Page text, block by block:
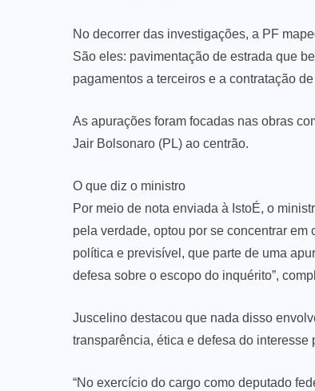
No decorrer das investigações, a PF
São eles: pavimentação de estrada que
pagamentos a terceiros e a contratação
As apurações foram focadas nas obras
Jair Bolsonaro (PL) ao centrão.
O que diz o ministro
Por meio de nota enviada à IstoÉ, o
pela verdade, optou por se concentrar
política e previsível, que parte de uma
defesa sobre o escopo do inquérito”,
Juscelino destacou que nada disso
transparência, ética e defesa do interesse
“No exercício do cargo como deputado